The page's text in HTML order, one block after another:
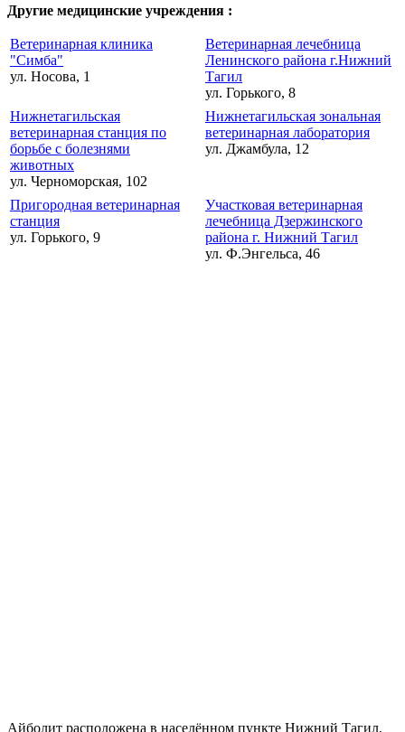
Другие медицинские учреждения :
Ветеринарная клиника
"Симба"
ул. Носова, 1
Ветеринарная лечебница
Ленинского района г.Нижний
Тагил
ул. Горького, 8
Нижнетагильская
ветеринарная станция по
борьбе с болезнями
животных
ул. Черноморская, 102
Нижнетагильская зональная
ветеринарная лаборатория
ул. Джамбула, 12
Пригородная ветеринарная
станция
ул. Горького, 9
Участковая ветеринарная
лечебница Дзержинского
района г. Нижний Тагил
ул. Ф.Энгельса, 46
Айболит расположена в населённом пункте Нижний Тагил,